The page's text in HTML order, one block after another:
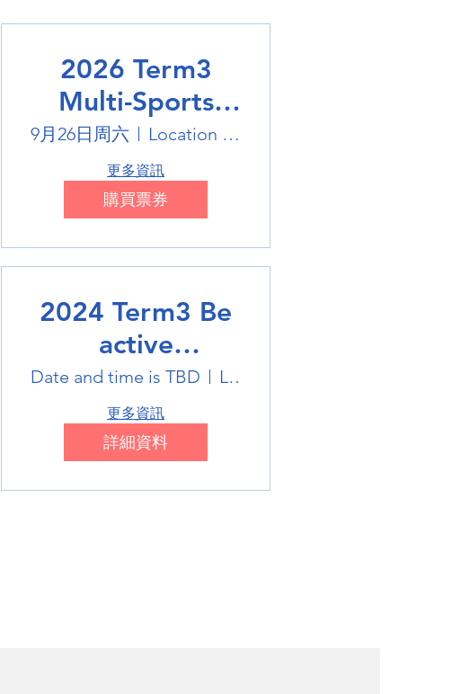
2026 Term3
Multi-Sports
Holiday Sports
trails
9月26日周六 Location is on the Poster
更多資訊
購買票券
2024 Term3 Be
active
Multisports club
Date and time is TBD Location is TBD
更多資訊
詳細資料